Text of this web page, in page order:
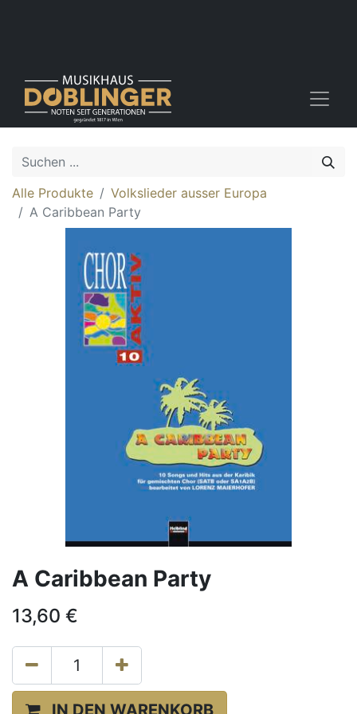
Alle Produkte
Volkslieder ausser Europa
A Caribbean Party
A Caribbean Party
13,60 €
IN DEN WARENKORB